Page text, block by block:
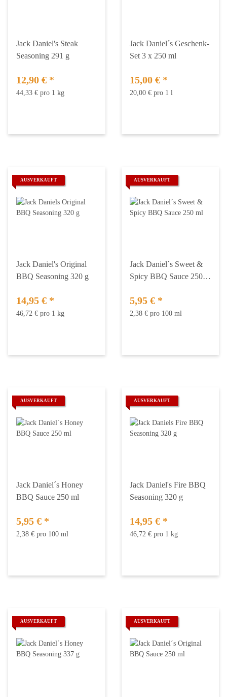
Jack Daniel's Steak
Seasoning 291 g
12,90 € *
44,33 € pro 1 kg
Jack Daniel´s Geschenk-
Set 3 x 250 ml
15,00 € *
20,00 € pro 1 l
AUSVERKAUFT
Jack Daniel's Original
BBQ Seasoning 320 g
14,95 € *
46,72 € pro 1 kg
AUSVERKAUFT
Jack Daniel´s Sweet &
Spicy BBQ Sauce 250
5,95 € *
2,38 € pro 100 ml
AUSVERKAUFT
Jack Daniel´s Honey
BBQ Sauce 250 ml
5,95 € *
2,38 € pro 100 ml
AUSVERKAUFT
Jack Daniel's Fire BBQ
Seasoning 320 g
14,95 € *
46,72 € pro 1 kg
AUSVERKAUFT AUSVERKAUFT